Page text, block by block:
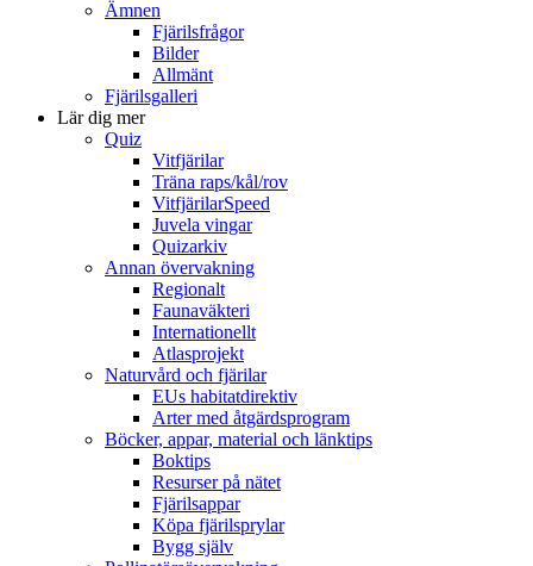
Ämnen
Fjärilsfrågor
Bilder
Allmänt
Fjärilsgalleri
Lär dig mer
Quiz
Vitfjärilar
Träna raps/kål/rov
VitfjärilarSpeed
Juvela vingar
Quizarkiv
Annan övervakning
Regionalt
Faunaväkteri
Internationellt
Atlasprojekt
Naturvård och fjärilar
EUs habitatdirektiv
Arter med åtgärdsprogram
Böcker, appar, material och länktips
Boktips
Resurser på nätet
Fjärilsappar
Köpa fjärilsprylar
Bygg själv